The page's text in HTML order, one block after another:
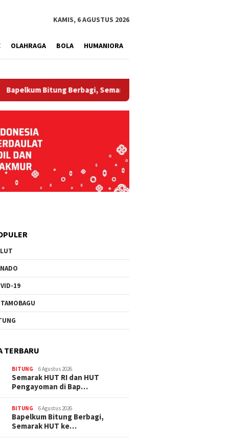
KAMIS, 6 AGUSTUS 2026
OLAHRAGA BOLA HUMANIORA
Bitung Berbagi, Semarak HUT ke-81 RI dan Hari Pengayoman
19
TERBARU
BITUNG 6 Agustus 2026
Semarak HUT RI dan HUT
Pengayoman di Bap…
BITUNG 6 Agustus 2026
‎Bapelkum Bitung Berbagi,
Semarak HUT ke…